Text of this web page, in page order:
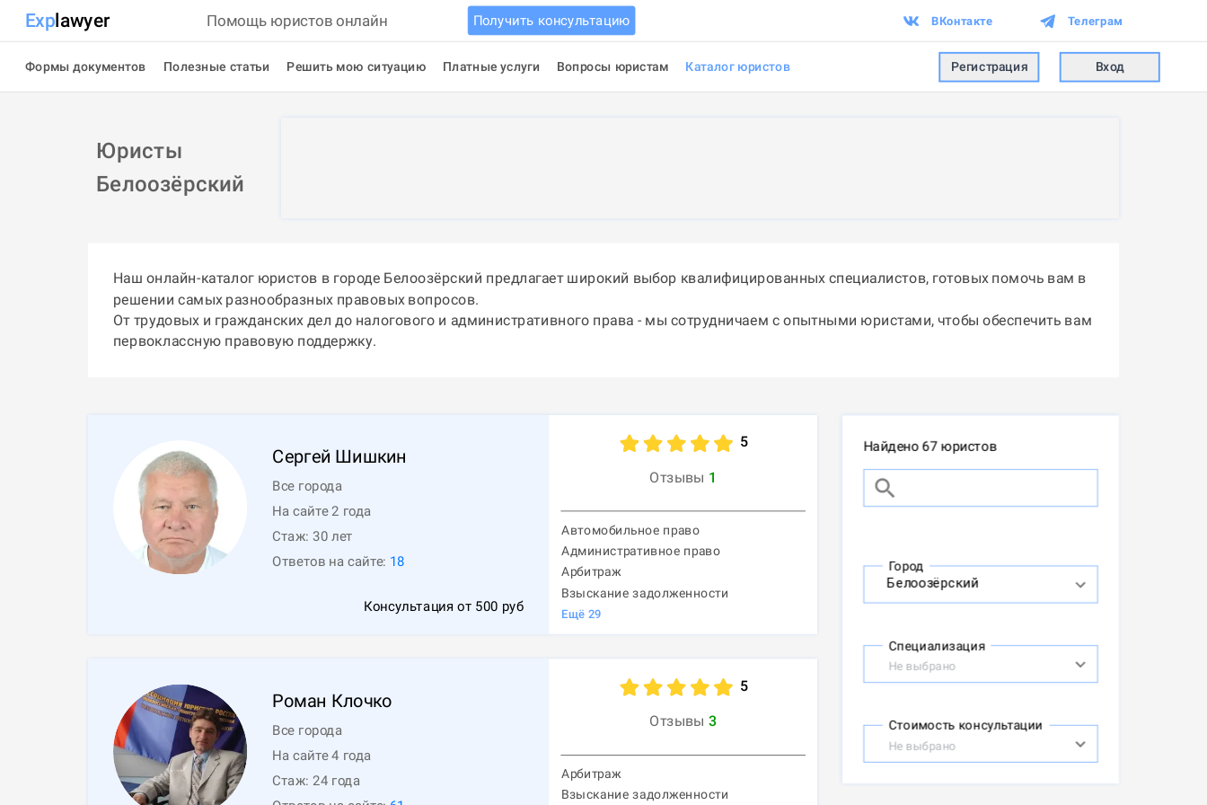
Explawyer Помощь юристов онлайн Получить консультацию ВКонтакте Телеграм
Формы документов Полезные статьи Решить мою ситуацию Платные услуги Вопросы юристам Каталог юристов Регистрация Вход
Юристы
Белоозёрский
Наш онлайн-каталог юристов в городе Белоозёрский предлагает широкий выбор квалифицированных специалистов, готовых помочь вам в
решении самых разнообразных правовых вопросов.
От трудовых и гражданских дел до налогового и административного права - мы сотрудничаем с опытными юристами, чтобы обеспечить вам
первоклассную правовую поддержку.
Сергей Шишкин
Все города
На сайте 2 года
Стаж:30 лет
Ответов на сайте: 18
Консультация от 500 руб
5
Отзывы 1
Автомобильное право
Административное право
Арбитраж
Взыскание задолженности
Ещё 29
Роман Клочко
Все города
На сайте 4 года
Стаж: 24 года
5
Отзывы 3
Арбитраж
Взыскание задолженности
Найдено 67 юристов
Город
Специализация
Не выбрано
Стоимость консультации
Не выбрано